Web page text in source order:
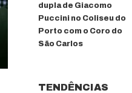
dupla de Giacomo
Puccini no Coliseu do
Porto com o Coro do
São Carlos
TENDÊNCIAS